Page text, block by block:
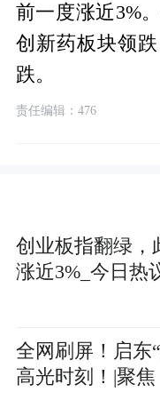
前一度涨近3%
创新药板块领
跌。
责任编辑：476
创业板指翻绿，
涨近3%_今日热
全网刷屏！启东
高光时刻！|聚焦